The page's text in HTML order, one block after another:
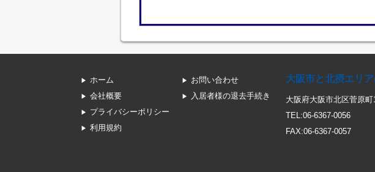
ホーム
会社概要
プライバシーポリシー
利用規約
お問い合わせ
入居者様の退去手続き
大阪市と北摂エリ
大阪府大阪市北区菅原
TEL:06-6367-0056
FAX:06-6367-0057